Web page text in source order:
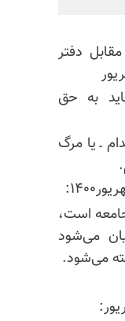
دفتر
به حق
ـ یا مرگ
است،
می‌شود
می‌شود.